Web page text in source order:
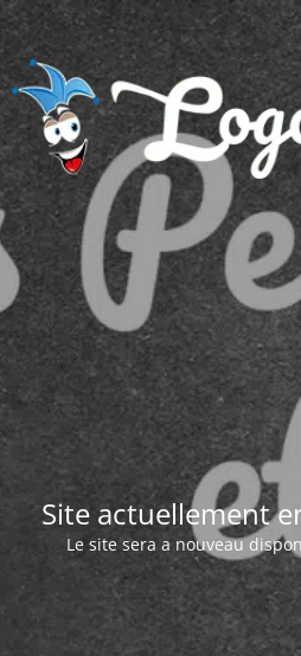
Site actuellement
Le site sera a nouveau